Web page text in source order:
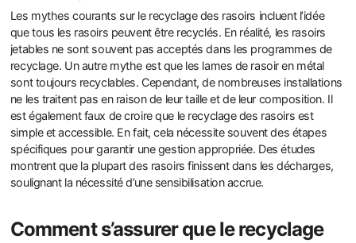
Les mythes courants sur le recyclage des rasoirs incluent l’idée
que tous les rasoirs peuvent être recyclés. En réalité, les rasoirs
jetables ne sont souvent pas acceptés dans les programmes de
recyclage. Un autre mythe est que les lames de rasoir en métal
sont toujours recyclables. Cependant, de nombreuses installations
ne les traitent pas en raison de leur taille et de leur composition. Il
est également faux de croire que le recyclage des rasoirs est
simple et accessible. En fait, cela nécessite souvent des étapes
spécifiques pour garantir une gestion appropriée. Des études
montrent que la plupart des rasoirs finissent dans les décharges,
soulignant la nécessité d’une sensibilisation accrue.
Comment s’assurer que le recyclage